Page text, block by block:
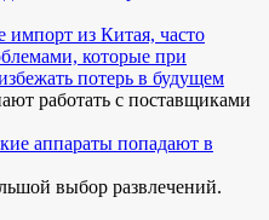
из Китая, часто
которые при
потерь в будущем
работать с поставщиками
аппараты попадают в
выбор развлечений.